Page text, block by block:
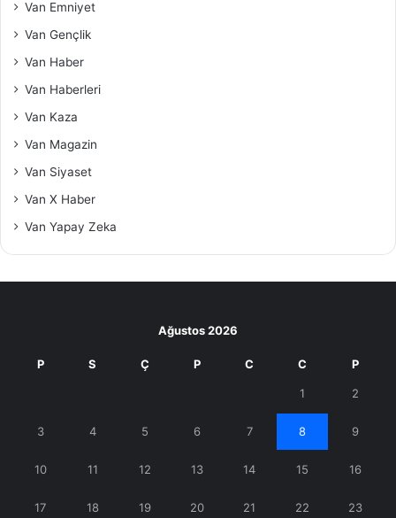
Van Emniyet
Van Gençlik
Van Haber
Van Haberleri
Van Kaza
Van Magazin
Van Siyaset
Van X Haber
Van Yapay Zeka
Ağustos 2026
P S Ç P C C P
1 2
3 4 5 6 7 8 9
10 11 12 13 14 15 16
17 18 19 20 21 22 23